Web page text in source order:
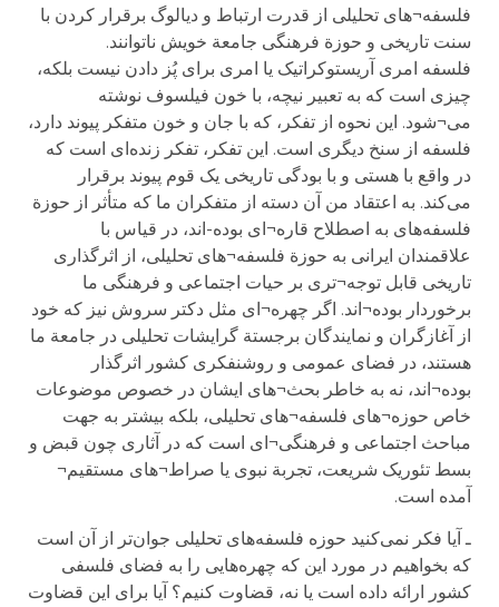
فلسفه¬های تحلیلی از قدرت ارتباط و دیالوگ برقرار کردن با
سنت تاریخی و حوزة فرهنگی جامعة خویش ناتوانند.
فلسفه امری آریستوکراتیک یا امری برای پُز دادن نیست بلکه،
چیزی است که به تعبیر نیچه، با خون فیلسوف نوشته
می¬شود. این نحوه از تفکر، که با جان و خون متفکر پیوند دارد،
فلسفه از سنخ دیگری است. این تفکر، تفکر زنده‌ای است که
در واقع با هستی و با بودگی تاریخی یک قوم پیوند برقرار
می‌کند. به اعتقاد من آن دسته از متفکران ما که متأثر از حوزة
فلسفه‌های به اصطلاح قاره¬ای بوده-اند، در قیاس با
علاقمندان ایرانی به حوزة فلسفه¬های تحلیلی، از اثرگذاری
تاریخی قابل توجه¬تری بر حیات اجتماعی و فرهنگی ما
برخوردار بوده¬اند. اگر چهره¬ای مثل دکتر سروش نیز که خود
از آغازگران و نمایندگان برجستة گرایشات تحلیلی در جامعة ما
هستند، در فضای عمومی و روشنفکری کشور اثرگذار
بوده¬اند، نه به خاطر بحث¬های ایشان در خصوص موضوعات
خاص حوزه¬های فلسفه¬های تحلیلی، بلکه بیشتر به جهت
مباحث اجتماعی و فرهنگی¬ای است که در آثاری چون قبض و
بسط تئوریک شریعت، تجربة نبوی یا صراط¬های مستقیم¬
آمده است.
ـ آیا فکر نمی‌کنید حوزه فلسفه‌های تحلیلی جوان‌تر از آن است
که بخواهیم در مورد این که چهره‌هایی را به فضای فلسفی
کشور ارائه داده است یا نه، قضاوت کنیم؟ آیا برای این قضاوت